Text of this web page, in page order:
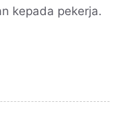
kepada pekerja.